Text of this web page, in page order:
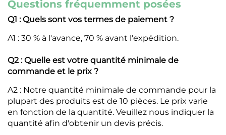
Questions fréquemment posées
Q1 : Quels sont vos termes de paiement ?
A1 : 30 % à l'avance, 70 % avant l'expédition.
Q2 : Quelle est votre quantité minimale de
commande et le prix ?
A2 : Notre quantité minimale de commande pour la
plupart des produits est de 10 pièces. Le prix varie
en fonction de la quantité. Veuillez nous indiquer la
quantité afin d'obtenir un devis précis.